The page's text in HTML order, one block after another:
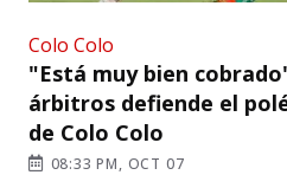
Colo Colo
"Está muy bien
árbitros defiende el
de Colo Colo
08:33 PM, OCT 07